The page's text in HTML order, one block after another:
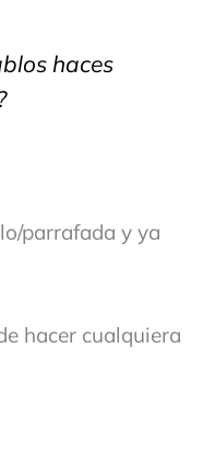
haces
parrafada y ya
hacer cualquiera